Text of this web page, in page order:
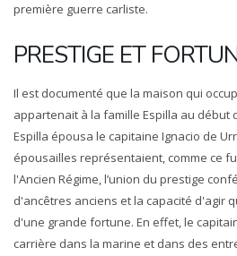
première guerre carliste.
PRESTIGE ET
Il est documenté que la maison qui
appartenait à la famille Espilla au début
Espilla épousa le capitaine Ignacio de
épousailles représentaient, comme ce
l'Ancien Régime, l’union du prestige
d'ancêtres anciens et la capacité d'agir
d'une grande fortune. En effet, le
carrière dans la marine et dans des